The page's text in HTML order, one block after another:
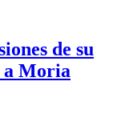
de su
a Moria